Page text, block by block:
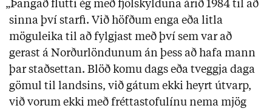
„Þangað flutti ég með fjölskylduna árið 1984 til að
sinna því starfi. Við höfðum enga eða litla
möguleika til að fylgjast með því sem var að
gerast á Norðurlöndunum án þess að hafa mann
þar staðsettan. Blöð komu dags eða tveggja daga
gömul til landsins, við gátum ekki heyrt útvarp,
við vorum ekki með fréttastofulínu nema mjög